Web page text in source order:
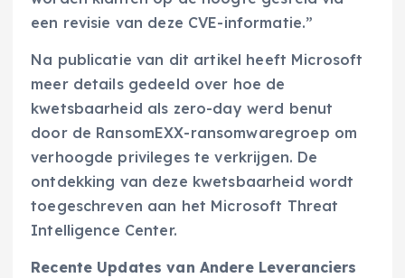
een revisie van deze CVE-informatie.”
Na publicatie van dit artikel heeft Microsoft
meer details gedeeld over hoe de
kwetsbaarheid als zero-day werd benut
door de RansomEXX-ransomwaregroep om
verhoogde privileges te verkrijgen. De
ontdekking van deze kwetsbaarheid wordt
toegeschreven aan het Microsoft Threat
Intelligence Center.
Recente Updates van Andere Leveranciers